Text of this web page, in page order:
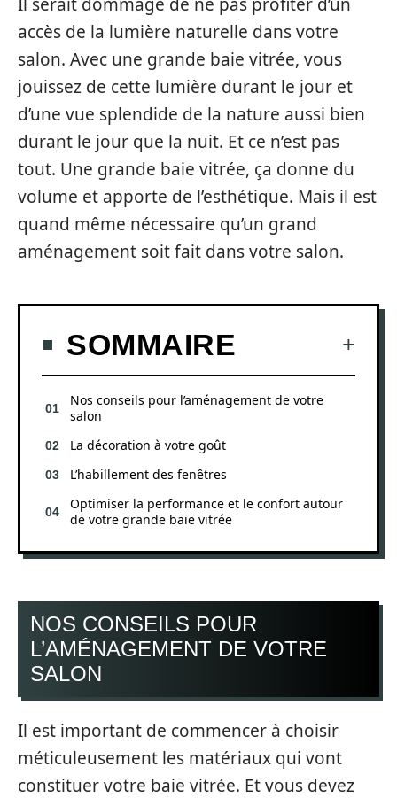
accès de la lumière naturelle dans votre
salon. Avec une grande baie vitrée, vous
jouissez de cette lumière durant le jour et
d’une vue splendide de la nature aussi bien
durant le jour que la nuit. Et ce n’est pas
tout. Une grande baie vitrée, ça donne du
volume et apporte de l’esthétique. Mais il est
quand même nécessaire qu’un grand
aménagement soit fait dans votre salon.
SOMMAIRE
Nos conseils pour l’aménagement de votre
salon
La décoration à votre goût
L’habillement des fenêtres
Optimiser la performance et le confort autour
de votre grande baie vitrée
NOS CONSEILS POUR
L’AMÉNAGEMENT DE VOTRE
SALON
Il est important de commencer à choisir
méticuleusement les matériaux qui vont
constituer votre baie vitrée. Et vous devez